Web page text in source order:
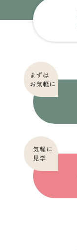
まずは
お気軽に
気軽に
見学